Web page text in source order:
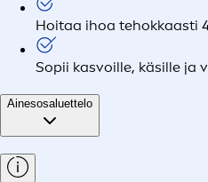
Hoitaa ihoa tehokkaasti
Sopii kasvoille, käsille ja
Ainesosaluettelo